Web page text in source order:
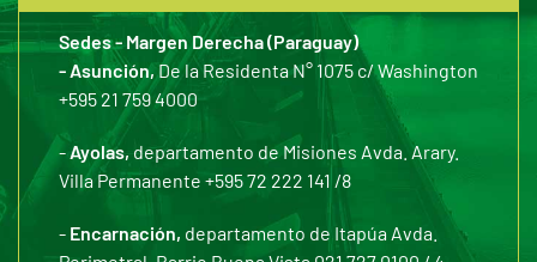
Sedes - Margen Derecha (Paraguay)
- Asunción,De la Residenta N° 1075 c/ Washington
+595 21 759 4000
- Ayolas, departamento de Misiones Avda. Arary.
Villa Permanente +595 72 222 141 /8
- Encarnación, departamento de Itapúa Avda.